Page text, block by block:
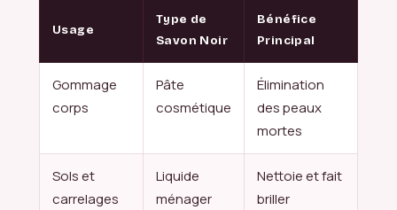
Usage
Type de
Savon Noir
Bénéfice
Principal
Gommage
corps
Pâte
cosmétique
Élimination
des peaux
mortes
Sols et
carrelages
Liquide
ménager
Nettoie et fait
briller